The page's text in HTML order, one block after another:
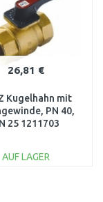
26,81 €
Kugelhahn mit
PN 40,
25 1211703
AUF LAGER